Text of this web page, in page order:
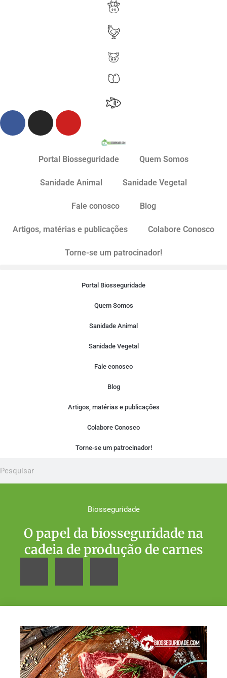
Portal Biosseguridade Quem Somos
Sanidade Animal Sanidade Vegetal
Fale conosco Blog
Artigos, matérias e publicações Colabore Conosco
Torne-se um patrocinador!
Portal Biosseguridade
Quem Somos
Sanidade Animal
Sanidade Vegetal
Fale conosco
Blog
Artigos, matérias e publicações
Colabore Conosco
Torne-se um patrocinador!
Biosseguridade
O papel da biosseguridade na
cadeia de produção de carnes